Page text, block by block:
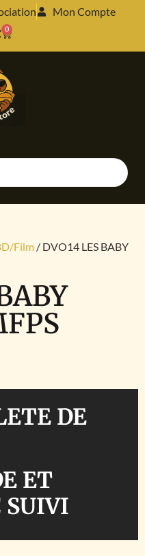
Mon Compte
0
Film / DVO14 LES BABY
DE
ET
SUIVI